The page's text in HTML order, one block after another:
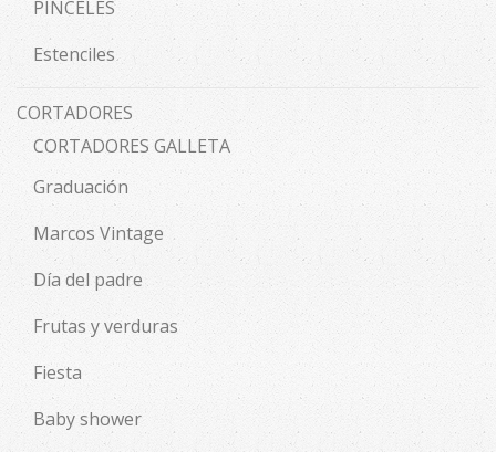
PINCELES
Estenciles
CORTADORES
CORTADORES GALLETA
Graduación
Marcos Vintage
Día del padre
Frutas y verduras
Fiesta
Baby shower